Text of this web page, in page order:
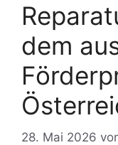
dem
28. Mai 2026